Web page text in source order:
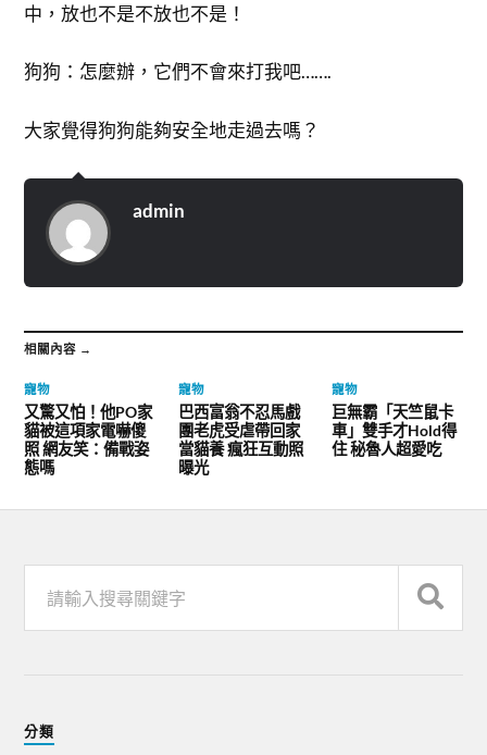
中，放也不是不放也不是！
狗狗：怎麼辦，它們不會來打我吧…….
大家覺得狗狗能夠安全地走過去嗎？
admin
相關內容 →
寵物
又驚又怕！他PO家
貓被這項家電嚇傻
照 網友笑：備戰姿
態嗎
寵物
巴西富翁不忍馬戲
團老虎受虐帶回家
當貓養 瘋狂互動照
曝光
寵物
巨無霸「天竺鼠卡
車」雙手才Hold得
住 秘魯人超愛吃
分類